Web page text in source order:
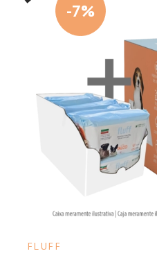
-7%
FLUFF